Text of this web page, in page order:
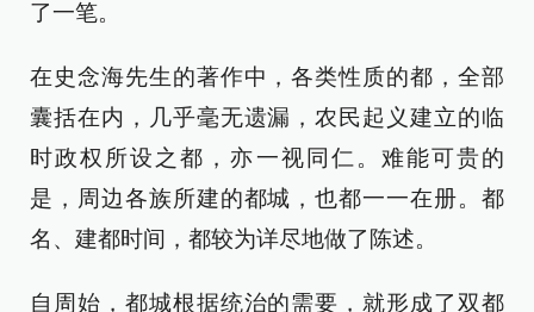
了一笔。
在史念海先生的著作中，各类性质的都，全部
囊括在内，几乎毫无遗漏，农民起义建立的临
时政权所设之都，亦一视同仁。难能可贵的
是，周边各族所建的都城，也都一一在册。都
名、建都时间，都较为详尽地做了陈述。
自周始，都城根据统治的需要，就形成了双都